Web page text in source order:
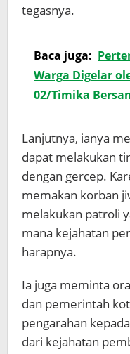
tegasnya.
Baca juga:
Warga Digelar
02/Timika
Lanjutnya, ianya
dapat melakukan
dengan gercep.
memakan korban
melakukan patroli
mana kejahatan
harapnya.
Ia juga meminta
dan pemerintah
pengarahan
dari kejahatan